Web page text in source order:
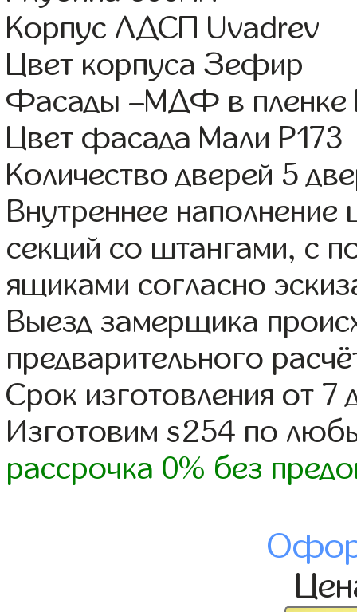
Корпус ЛДСП Uvadrev
Цвет корпуса Зефир
Фасады –МДФ в пленке
Цвет фасада Мали Р173
Количество дверей 5
Внутреннее
секций со штангами, с
ящиками согласно
Выезд замерщика
предварительного
Срок изготовления от 7
Изготовим s254 по
рассрочка 0% без